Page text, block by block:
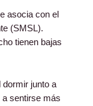
asocia con el
(SMSL).
tienen bajas
dormir junto a
sentirse más